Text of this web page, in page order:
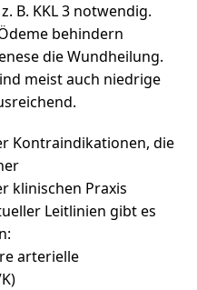
B. KKL 3 notwendig.
behindern
die Wundheilung.
meist auch niedrige
Kontraindikationen, die
klinischen Praxis
Leitlinien gibt es
arterielle